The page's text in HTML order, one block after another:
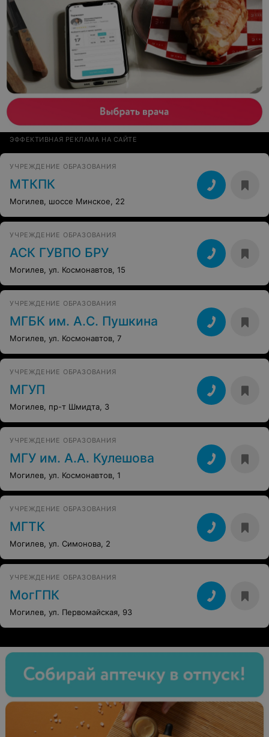
ЭФФЕКТИВНАЯ РЕКЛАМА НА САЙТЕ
УЧРЕЖДЕНИЕ ОБРАЗОВАНИЯ
МТКПК
Могилев, шоссе Минское, 22
УЧРЕЖДЕНИЕ ОБРАЗОВАНИЯ
АСК ГУВПО БРУ
Могилев, ул. Космонавтов, 15
УЧРЕЖДЕНИЕ ОБРАЗОВАНИЯ
МГБК им. А.С. Пушкина
Могилев, ул. Космонавтов, 7
УЧРЕЖДЕНИЕ ОБРАЗОВАНИЯ
МГУП
Могилев, пр-т Шмидта, 3
УЧРЕЖДЕНИЕ ОБРАЗОВАНИЯ
МГУ им. А.А. Кулешова
Могилев, ул. Космонавтов, 1
УЧРЕЖДЕНИЕ ОБРАЗОВАНИЯ
МГТК
Могилев, ул. Симонова, 2
УЧРЕЖДЕНИЕ ОБРАЗОВАНИЯ
МогГПК
Могилев, ул. Первомайская, 93